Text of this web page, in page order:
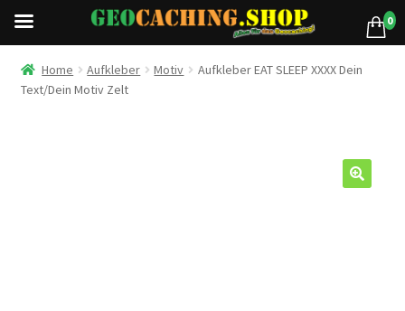
Home Aufkleber Motiv
Aufkleber EAT SLEEP XXXX Dein
Text/Dein Motiv Zelt
0